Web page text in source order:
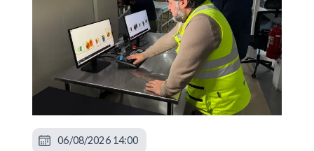
06/08/2026 14:00